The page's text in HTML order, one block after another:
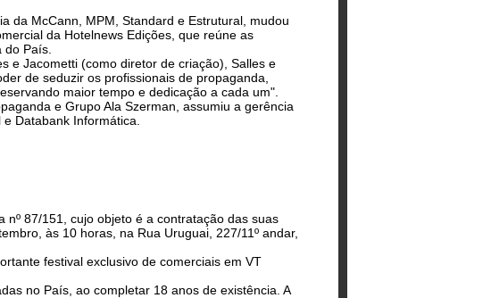
da McCann, MPM, Standard e Estrutural, mudou
da Hotelnews Edições, que reúne as
País.
e Jacometti (como diretor de criação), Salles e
de seduzir os profissionais de propaganda,
maior tempo e dedicação a cada um".
e Grupo Ala Szerman, assumiu a gerência
Databank Informática.
nº 87/151, cujo objeto é a contratação das suas
às 10 horas, na Rua Uruguai, 227/11º andar,
festival exclusivo de comerciais em VT
no País, ao completar 18 anos de existência. A